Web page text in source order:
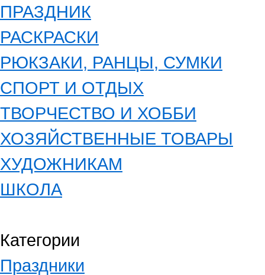
ПРАЗДНИК
РАСКРАСКИ
РЮКЗАКИ, РАНЦЫ, СУМКИ
СПОРТ И ОТДЫХ
ТВОРЧЕСТВО И ХОББИ
ХОЗЯЙСТВЕННЫЕ ТОВАРЫ
ХУДОЖНИКАМ
ШКОЛА
Категории
Праздники